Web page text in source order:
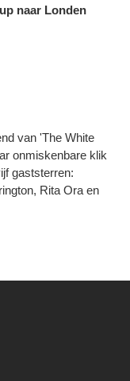
naar Londen
van 'The White
onmiskenbare klik
gaststerren:
Rita Ora en